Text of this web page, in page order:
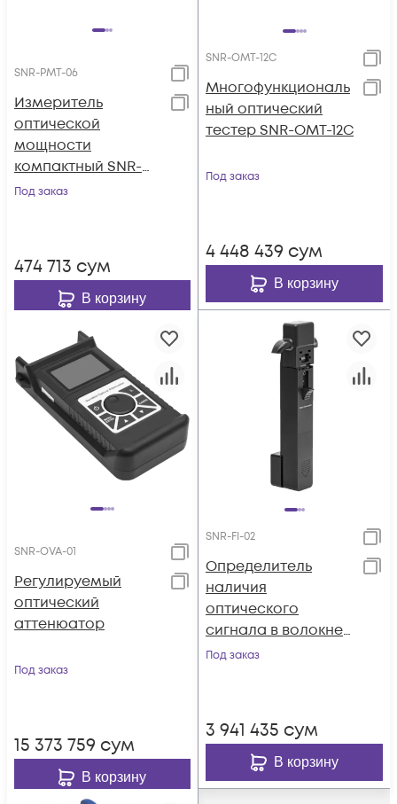
SNR-PMT-06
Измеритель
оптической
мощности
компактный SNR-
PMT-06
Под заказ
474 713 сум
В корзину
SNR-OMT-12C
Многофункциональ
ный оптический
тестер SNR-OMT-12C
Под заказ
4 448 439 сум
В корзину
SNR-OVA-01
Регулируемый
оптический
аттенюатор
Под заказ
15 373 759 сум
В корзину
SNR-FI-02
Определитель
наличия
оптического
сигнала в волокне
SNR-FI-02 (JW3306A)
Под заказ
3 941 435 сум
В корзину